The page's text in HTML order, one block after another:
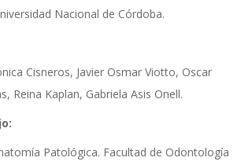
Nacional de Córdoba.
Cisneros, Javier Osmar Viotto, Oscar
Reina Kaplan, Gabriela Asis Onell.
Patológica. Facultad de Odontología